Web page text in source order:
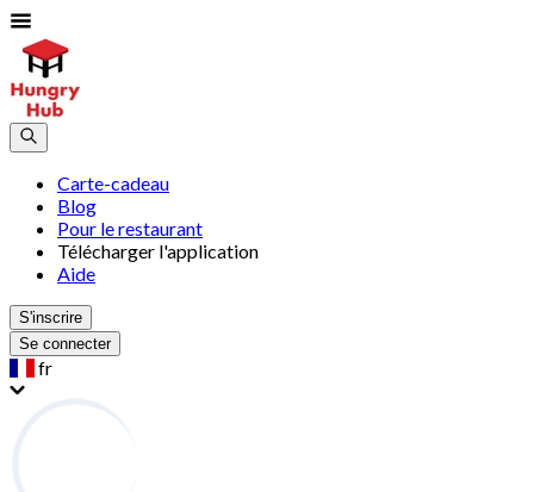
Carte-cadeau
Blog
Pour le restaurant
Télécharger l'application
Aide
S'inscrire
Se connecter
fr